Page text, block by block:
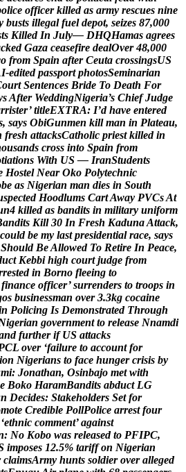
olice officer killed as army rescues nine
busts illegal fuel depot, seizes 87,000
ts Killed In July— DHQHamas agrees
cked Gaza ceasefire dealOver 48,000
o from Spain after Ceuta crossingsUS
I-edited passport photosSeminarian
ourt Sentences Bride To Death For
sAfter WeddingNigeria’s Chief Judge
rrister’ titleEXTRA: I’d have entered
, says ObiGunmen kill man in Plateau,
fresh attacksCatholic priest killed in
ousands cross into Spain from
tiations With US — IranStudents
Hostel Near Oko Polytechnic
be as Nigerian man dies in South
spected Hoodlums CartAway PVCsAt
n4 killed as bandits in military uniform
andits Kill 30 In Fresh KadunaAttack,
could be my last presidential race, says
Should BeAllowed To Retire In Peace,
uct Kebbi high court judge from
rested in Borno fleeing to
finance officer’ surrenders to troops in
os businessman over 3.3kg cocaine
n Policing Is Demonstrated Through
igerian government to release Nnamdi
nd further if US attacks
CL over ‘failure to account for
ion Nigerians to face hunger crisis by
mi: Jonathan, Osinbajo met with
e Boko HaramBandits abduct LG
n Decides: Stakeholders Set for
mote Credible PollPolice arrest four
‘ethnic comment’ against
: No Kobo was released to PFIPC,
imposes 12.5% tariff on Nigerian
claimsArmy hunts soldier over alleged